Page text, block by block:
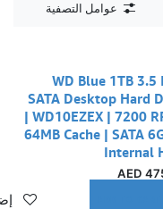
عوامل التصفية
قائمة الأمنيات
WD Blue 1TB 3.5
SATA Desktop Hard
| WD10EZEX | 7200
64MB Cache | SATA
Internal
AED